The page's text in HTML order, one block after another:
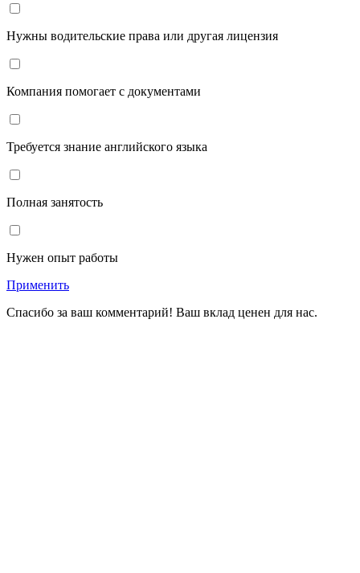
Нужны водительские права или другая лицензия
Компания помогает с документами
Требуется знание английского языка
Полная занятость
Нужен опыт работы
Применить
Спасибо за ваш комментарий! Ваш вклад ценен для нас.